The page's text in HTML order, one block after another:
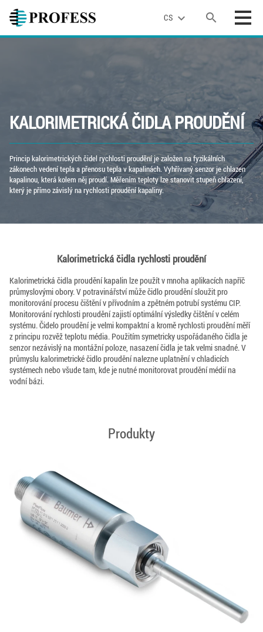
CS expand_more search
KALORIMETRICKÁ ČIDLA PROUDĚNÍ
Princip kalorimetrických čidel rychlosti proudění je založen na fyzikálních
zákonech vedení tepla a přenosu tepla v kapalinách. Vyhřívaný senzor je chlazen
kapalinou, která kolem něj proudí. Měřením teploty lze stanovit stupeň chlazení,
který je přímo závislý na rychlosti proudění kapaliny.
Kalorimetrická čidla rychlosti proudění
Kalorimetrická čidla proudění kapalin lze použít v mnoha aplikacích napříč
průmyslovými obory. V potravinářství může čidlo proudění sloužit pro
monitorování procesu čištění v přívodním a zpětném potrubí systému CIP.
Monitorování rychlosti proudění zajistí optimální výsledky čištění v celém
systému. Čidelo proudění je velmi kompaktní a kromě rychlosti proudění měří
z principu rozvěž teplotu média. Použitím symetricky uspořádaného čidla je
senzor nezávislý na montážní poloze, nasazení čidla je tak velmi snadné. V
průmyslu kalorimetrické čidlo proudění nalezne uplatnění v chladicích
systémech nebo všude tam, kde je nutné monitorovat proudění médií na
vodní bázi.
Produkty